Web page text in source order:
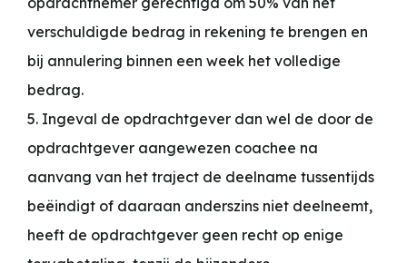
verschuldigde bedrag in rekening te brengen en
bij annulering binnen een week het volledige
bedrag.
5. Ingeval de opdrachtgever dan wel de door de
opdrachtgever aangewezen coachee na
aanvang van het traject de deelname tussentijds
beëindigt of daaraan anderszins niet deelneemt,
heeft de opdrachtgever geen recht op enige